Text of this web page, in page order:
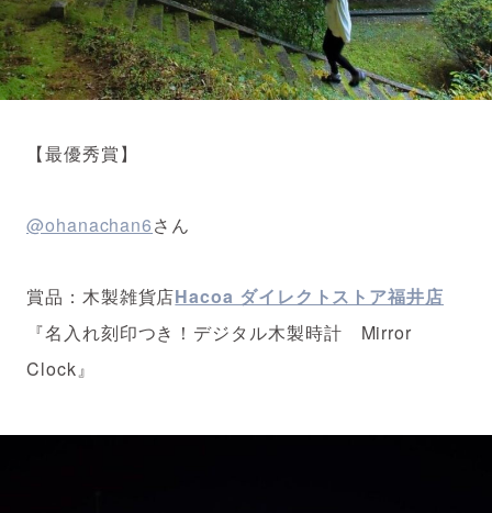
【最優秀賞】
@ohanachan6さん
賞品：木製雑貨店Hacoa ダイレクトストア福井店
『名入れ刻印つき！デジタル木製時計 Mirror
Clock』